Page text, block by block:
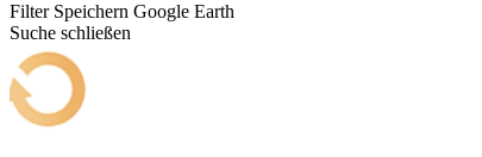
Filter Speichern Google Earth
Suche schließen